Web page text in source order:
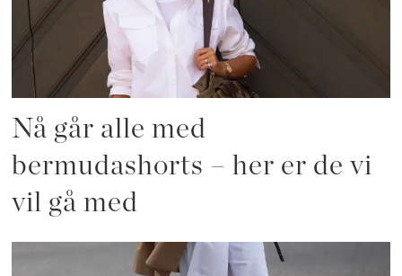
Nå går alle med
bermudashorts – her er de vi
vil gå med